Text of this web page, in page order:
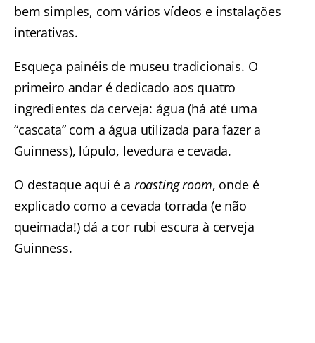
bem simples, com vários vídeos e instalações
interativas.
Esqueça painéis de museu tradicionais. O
primeiro andar é dedicado aos quatro
ingredientes da cerveja: água (há até uma
“cascata” com a água utilizada para fazer a
Guinness), lúpulo, levedura e cevada.
O destaque aqui é a roasting room, onde é
explicado como a cevada torrada (e não
queimada!) dá a cor rubi escura à cerveja
Guinness.